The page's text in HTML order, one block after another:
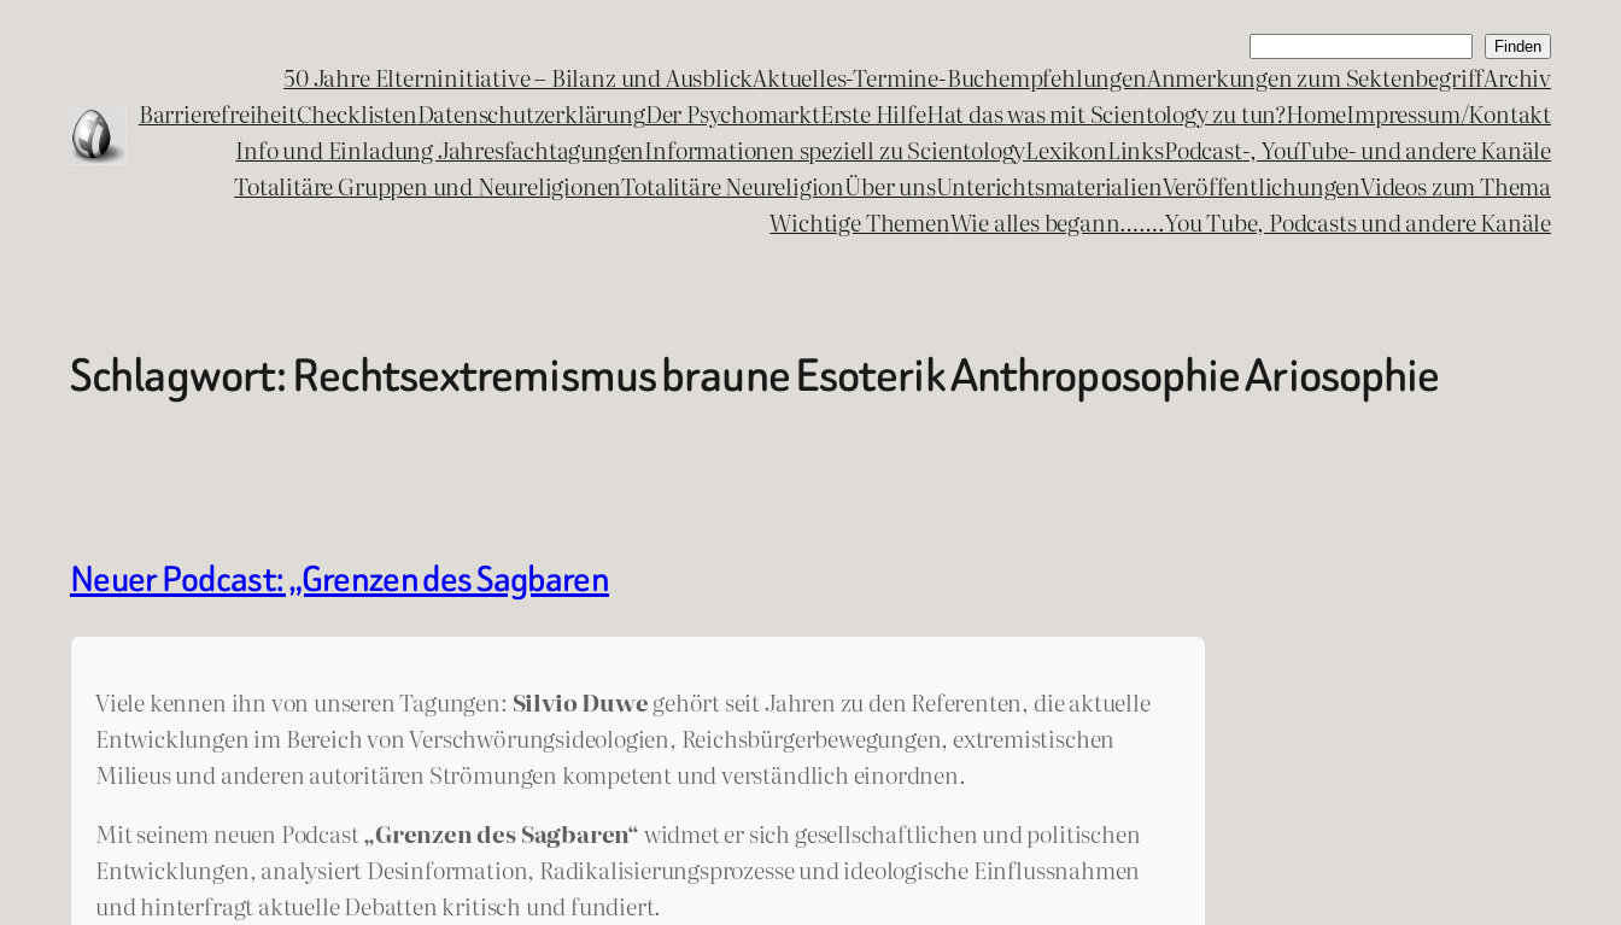
Suchen Finden
50 Jahre Elterninitiative – Bilanz und AusblickAktuelles-Termine-BuchempfehlungenAnmerkungen zum SektenbegriffArchiv
BarrierefreiheitChecklistenDatenschutzerklärungDer PsychomarktErste HilfeHat das was mit Scientology zu tun?HomeImpressum/Kontakt
Info und Einladung JahresfachtagungenInformationen speziell zu ScientologyLexikonLinksPodcast-, YouTube- und andere Kanäle
Totalitäre Gruppen und NeureligionenTotalitäre NeureligionÜber unsUnterichtsmaterialienVeröffentlichungenVideos zum Thema
Wichtige ThemenWie alles begann…….You Tube, Podcasts und andere Kanäle
Schlagwort:Rechtsextremismus braune Esoterik Anthroposophie Ariosophie
Neuer Podcast: „Grenzen des Sagbaren
Viele kennen ihn von unseren Tagungen: Silvio Duwegehört seit Jahren zu den Referenten, die aktuelle
Entwicklungen im Bereich von Verschwörungsideologien, Reichsbürgerbewegungen, extremistischen
Milieus und anderen autoritären Strömungen kompetent und verständlich einordnen.
Mit seinem neuen Podcast„Grenzen des Sagbaren“widmet er sich gesellschaftlichen und politischen
Entwicklungen, analysiert Desinformation, Radikalisierungsprozesse und ideologische Einflussnahmen
und hinterfragt aktuelle Debatten kritisch und fundiert.